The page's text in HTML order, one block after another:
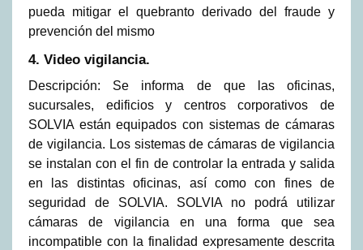
pueda mitigar el quebranto derivado del fraude y
prevención del mismo
4. Video vigilancia.
Descripción: Se informa de que las oficinas,
sucursales, edificios y centros corporativos de
SOLVIA están equipados con sistemas de cámaras
de vigilancia. Los sistemas de cámaras de vigilancia
se instalan con el fin de controlar la entrada y salida
en las distintas oficinas, así como con fines de
seguridad de SOLVIA. SOLVIA no podrá utilizar
cámaras de vigilancia en una forma que sea
incompatible con la finalidad expresamente descrita